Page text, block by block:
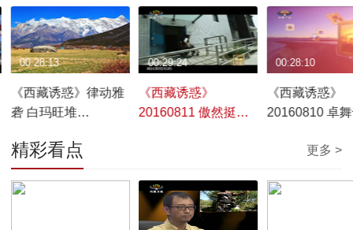
《西藏诱惑》律动雅
砻 白玛旺堆
00:28:13
《西藏诱惑》
20160811 傲然挺立
00:29:24
《西藏诱惑》
20160810 卓
00:28:10
精彩看点 更多 >